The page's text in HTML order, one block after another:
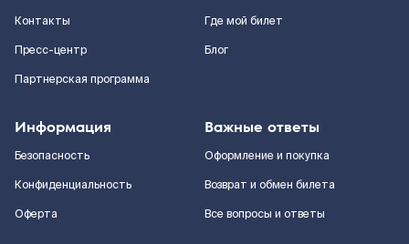
Контакты
Пресс-центр
Партнерская программа
Где мой билет
Блог
Информация
Безопасность
Конфиденциальность
Оферта
Важные ответы
Оформление и покупка
Возврат и обмен билета
Все вопросы и ответы